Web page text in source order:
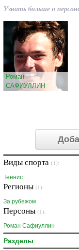
Узнать больше о
Роман
САФИУЛЛИН
Виды спорта (1):
Теннис
Регионы (1):
За рубежом
Персоны (1):
Роман Сафиуллин
Разделы